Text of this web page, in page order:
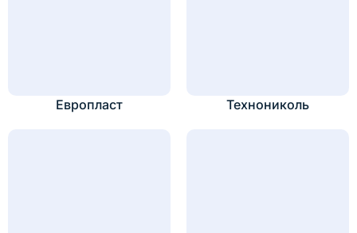
Европласт Технониколь